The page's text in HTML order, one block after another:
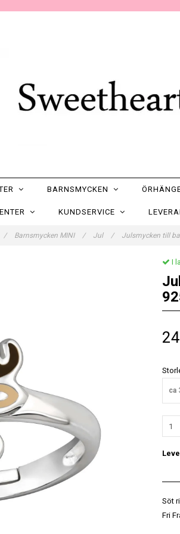
BARNSMYCKEN
KUNDSERVICE
/ Barnsmycken MINI / Jul / Julsmycken till
I
ca
Söt
Fri